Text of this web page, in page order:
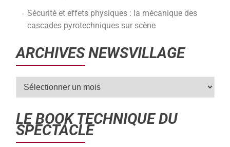
Sécurité et effets physiques : la mécanique des
cascades pyrotechniques sur scène
ARCHIVES NEWSVILLAGE
LE BOOK TECHNIQUE DU
SPECTACLE